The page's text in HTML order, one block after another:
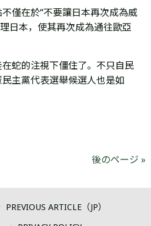
僅在於“不要讓日本再次成為威
日本，使其再次成為通往歐亞
蛇的注視下僵住了。不只自民
主黨代表選舉候選人也是如
後のページ »
PREVIOUS ARTICLE（JP）